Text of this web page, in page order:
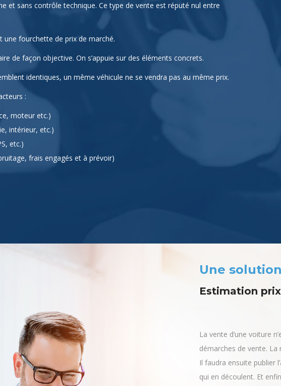
et sans contrôle technique. Ce type de vente est réputé nul entre
fourchette de prix de marché.
de façon objective. On s’appuie sur des éléments concrets.
identiques, un même véhicule ne se vendra pas au même prix.
:
moteur etc.)
intérieur, etc.)
etc.)
frais engagés et à prévoir)
Une
Estimation
La vente d’une voiture
démarches de vente.
Il faudra ensuite publier
qui en découlent. Et